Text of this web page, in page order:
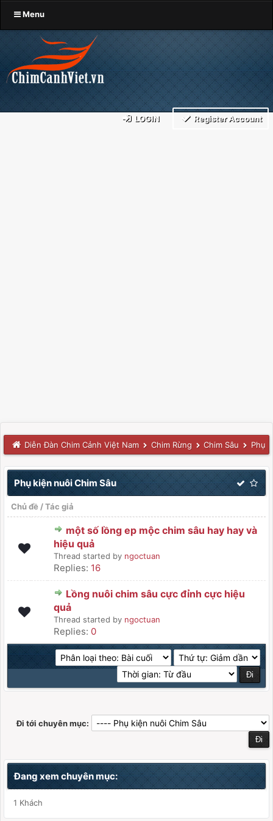
Menu
LOGIN Register Account
Diễn Đàn Chim Cảnh Việt Nam Chim Rừng Chim Sâu Phụ
Phụ kiện nuôi Chim Sâu
Chủ đề /Tác giả
một số lồng ep mộc chim sâu hay hay và
hiệu quả
Thread started by ngoctuan
Replies: 16
Lồng nuôi chim sâu cực đỉnh cực hiệu
quả
Thread started by ngoctuan
Replies: 0
Đi tới chuyên mục:
Đang xem chuyên mục:
1 Khách